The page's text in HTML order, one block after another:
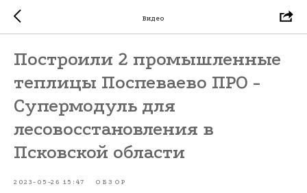
Видео
Построили 2 промышленные
теплицы Поспеваево ПРО -
Супермодуль для
лесовосстановления в
Псковской области
2023-05-26 15:47 ОБЗОР